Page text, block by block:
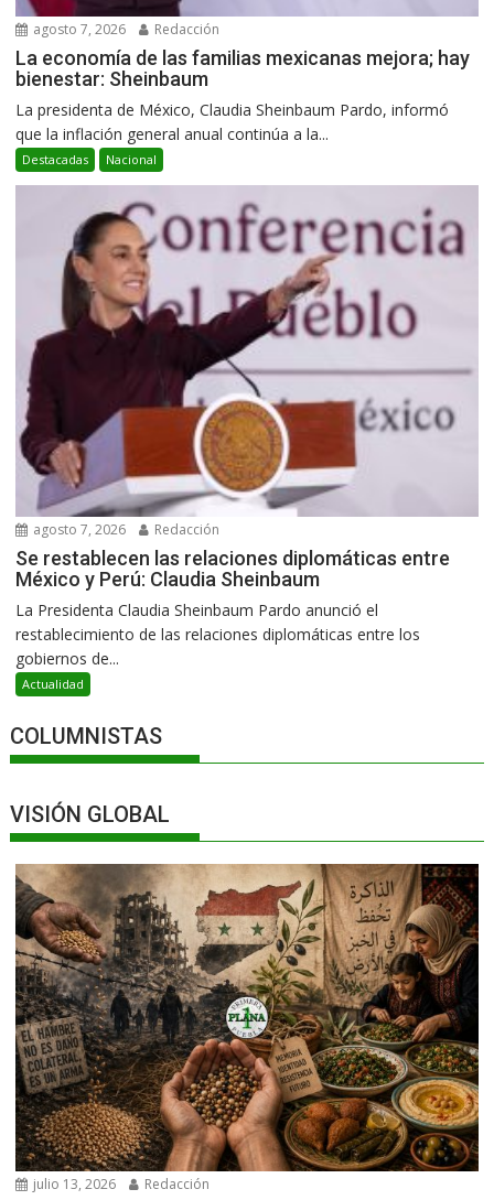
agosto 7, 2026 Redacción
La economía de las familias mexicanas mejora; hay
bienestar: Sheinbaum
La presidenta de México, Claudia Sheinbaum Pardo, informó
que la inflación general anual continúa a la...
Destacadas Nacional
agosto 7, 2026 Redacción
Se restablecen las relaciones diplomáticas entre
México y Perú: Claudia Sheinbaum
La Presidenta Claudia Sheinbaum Pardo anunció el
restablecimiento de las relaciones diplomáticas entre los
gobiernos de...
Actualidad
COLUMNISTAS
VISIÓN GLOBAL
julio 13, 2026 Redacción